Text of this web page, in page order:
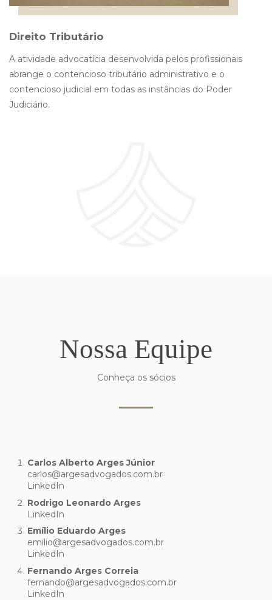
Direito Tributário
A atividade advocatícia desenvolvida pelos profissionais
abrange o contencioso tributário administrativo e o
contencioso judicial em todas as instâncias do Poder
Judiciário.
Nossa Equipe
Conheça os sócios
Carlos Alberto Arges Júnior
carlos@argesadvogados.com.br
LinkedIn
Rodrigo Leonardo Arges
LinkedIn
Emílio Eduardo Arges
emilio@argesadvogados.com.br
LinkedIn
Fernando Arges Correia
fernando@argesadvogados.com.br
LinkedIn